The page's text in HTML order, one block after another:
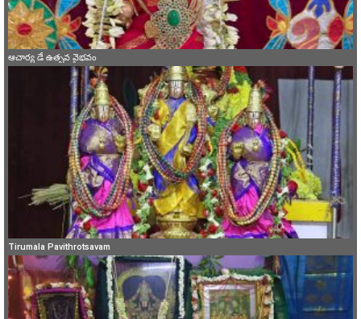
ఆచార్య డే ఉత్సవ వైభవం
Tirumala Pavithrotsavam